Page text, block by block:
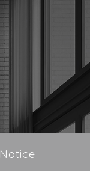
Notice